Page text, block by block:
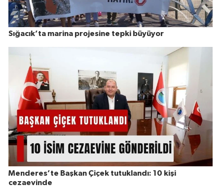
Sığacık’ta marina projesine tepki büyüyor
Menderes’te Başkan Çiçek tutuklandı: 10 kişi
cezaevinde